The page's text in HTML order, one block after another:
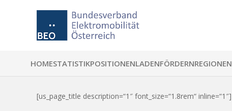
HOMESTATISTIKPOSITIONENLADENFÖRDERNREGIONEN
[us_page_title description=“1″ font_size=“1.8rem“ inline=“1″]